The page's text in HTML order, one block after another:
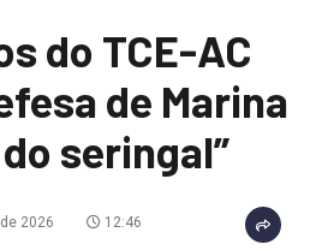
do TCE-AC
de Marina
seringal”
2026 12:46